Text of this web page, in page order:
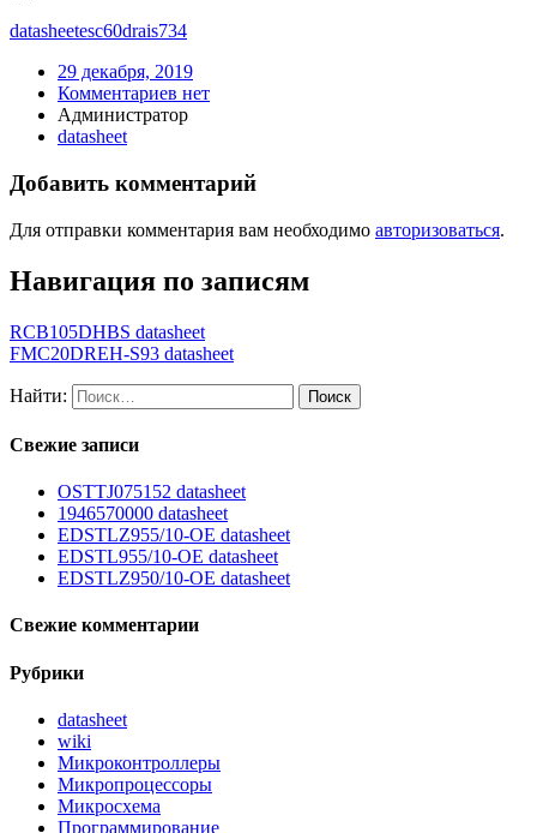
datasheetesc60drais734
29 декабря, 2019
Комментариев нет
Администратор
datasheet
Добавить комментарий
Для отправки комментария вам необходимо авторизоваться.
Навигация по записям
RCB105DHBS datasheet
FMC20DREH-S93 datasheet
Найти:
Свежие записи
OSTTJ075152 datasheet
1946570000 datasheet
EDSTLZ955/10-OE datasheet
EDSTL955/10-OE datasheet
EDSTLZ950/10-OE datasheet
Свежие комментарии
Рубрики
datasheet
wiki
Микроконтроллеры
Микропроцессоры
Микросхема
Программирование